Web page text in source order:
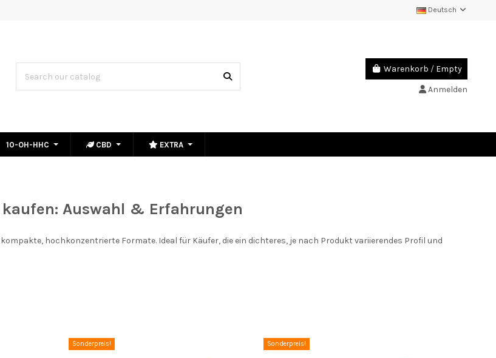
Deutsch
Warenkorb / Empty
Anmelden
10-OH-HHC CBD EXTRA
kaufen: Auswahl & Erfahrungen
hochkonzentrierte Formate. Ideal für Käufer, die ein dichteres, je nach Produkt variierendes Profil und
Sonderpreis! Sonderpreis!